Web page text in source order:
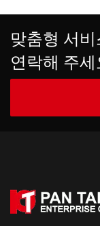
맞춤형 서
연락해 주세